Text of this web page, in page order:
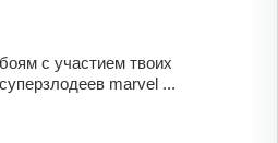
с участием твоих
marvel ...